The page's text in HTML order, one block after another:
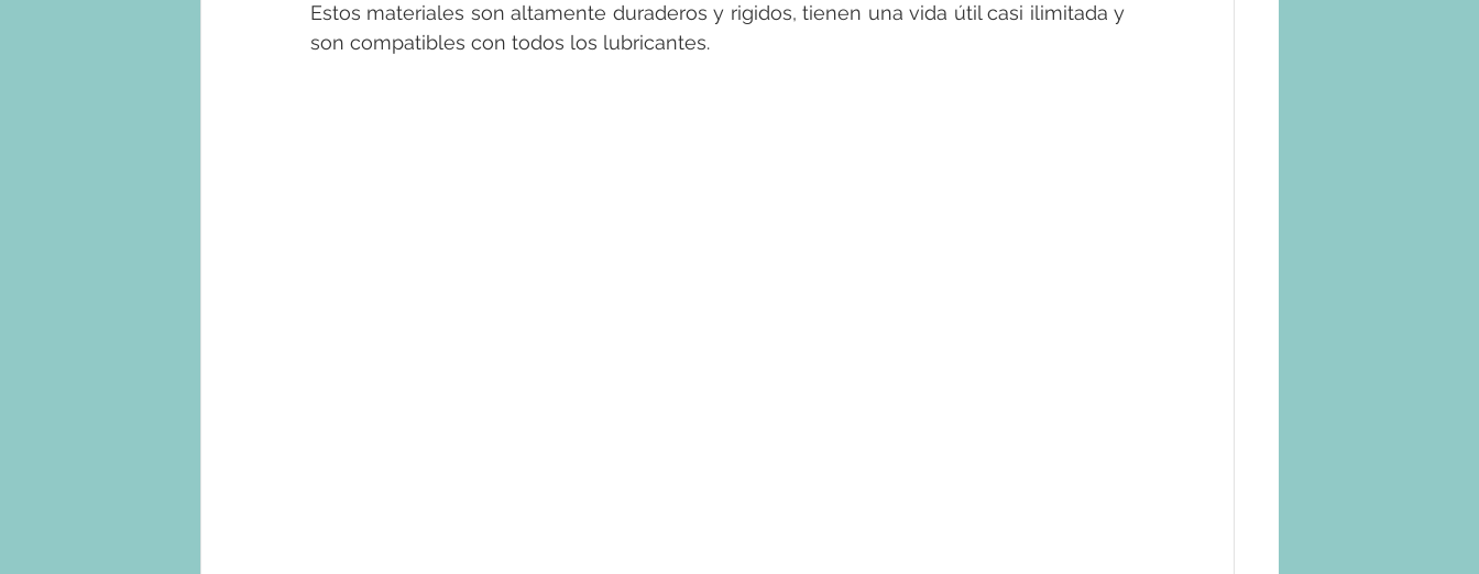
Estos materiales son altamente duraderos y rigidos, tienen una vida útil casi ilimitada y
son compatibles con todos los lubricantes.